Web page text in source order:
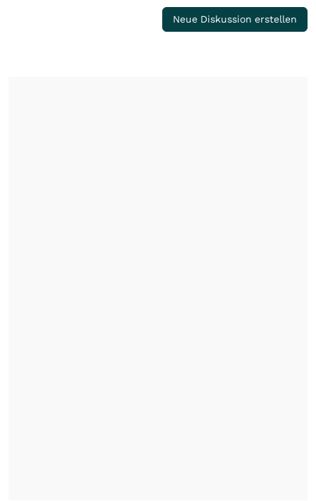
Neue Diskussion erstellen